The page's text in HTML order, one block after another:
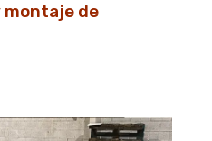
montaje de